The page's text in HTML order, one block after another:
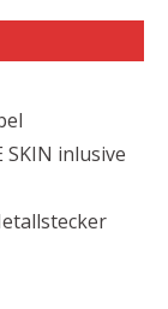
SKIN inlusive